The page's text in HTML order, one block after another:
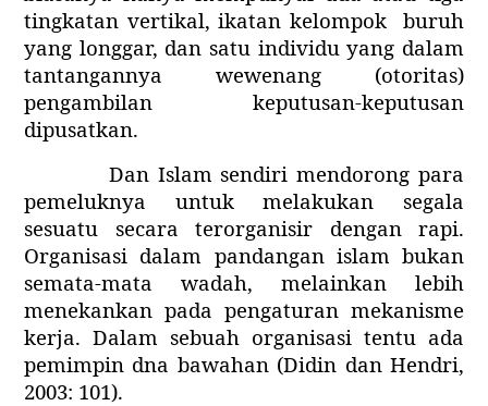
tingkatan vertikal, ikatan kelompok
buruh
yang longgar, dan satu individu yang dalam
tantangannya wewenang (otoritas)
pengambilan keputusan-keputusan
dipusatkan.
Dan Islam sendiri mendorong para
pemeluknya untuk melakukan segala
sesuatu secara terorganisir dengan rapi.
Organisasi dalam pandangan islam bukan
semata-mata wadah, melainkan lebih
menekankan pada pengaturan mekanisme
kerja. Dalam sebuah organisasi tentu ada
pemimpin dna bawahan (Didin dan Hendri,
2003: 101).